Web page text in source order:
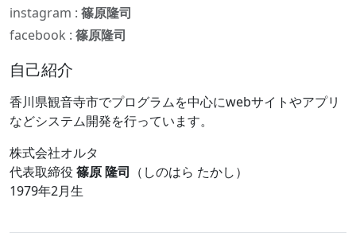
instagram : 篠原隆司
facebook : 篠原隆司
自己紹介
香川県観音寺市でプログラムを中心にwebサイトやアプリ
などシステム開発を行っています。
株式会社オルタ
代表取締役 篠原 隆司 （しのはら たかし）
1979年2月生